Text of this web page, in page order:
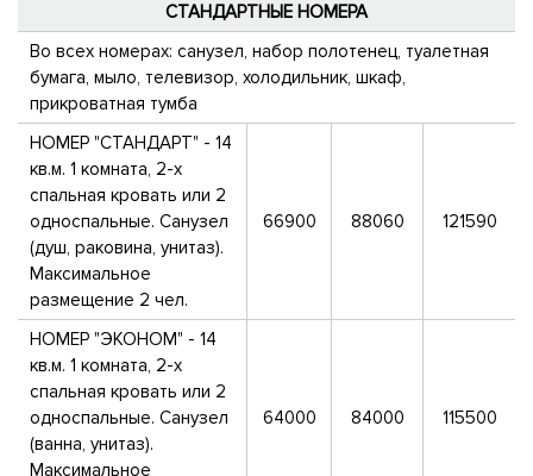
СТАНДАРТНЫЕ НОМЕРА
Во всех номерах: санузел, набор полотенец, туалетная
бумага, мыло, телевизор, холодильник, шкаф,
прикроватная тумба
НОМЕР "СТАНДАРТ" - 14
кв.м. 1 комната, 2-х
спальная кровать или 2
односпальные. Санузел
(душ, раковина, унитаз).
Максимальное
размещение 2 чел.
66900 88060 121590
НОМЕР "ЭКОНОМ" - 14
кв.м. 1 комната, 2-х
спальная кровать или 2
односпальные. Санузел
(ванна, унитаз).
Максимальное
64000 84000 115500